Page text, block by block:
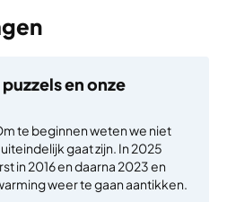
en onze
te beginnen weten we niet
gaat zijn. In 2025
in 2016 en daarna 2023 en
weer te gaan aantikken.